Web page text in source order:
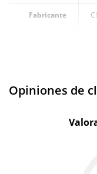
Fabricante
Opiniones de